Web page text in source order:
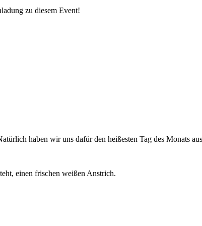
zu diesem Event!
haben wir uns dafür den heißesten Tag des Monats
einen frischen weißen Anstrich.